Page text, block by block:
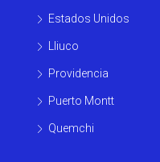
Estados Unidos
Lliuco
Providencia
Puerto Montt
Quemchi